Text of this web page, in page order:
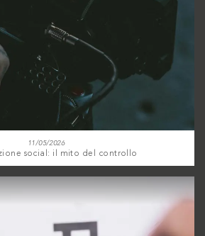
11/05/2026
social: il mito del controllo